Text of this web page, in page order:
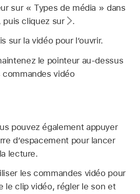
sur « Types de média » dans
puis cliquez sur
.
sur la vidéo pour l’ouvrir.
le pointeur au-dessus
commandes vidéo
pouvez également appuyer
d’espacement pour lancer
lecture.
les commandes vidéo pour
le clip vidéo, régler le son et